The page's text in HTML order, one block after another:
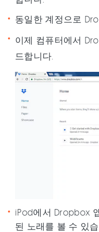
동일한 계정으로
이제 컴퓨터에서
드합니다.
iPod에서 Dropbox
된 노래를 볼 수 있